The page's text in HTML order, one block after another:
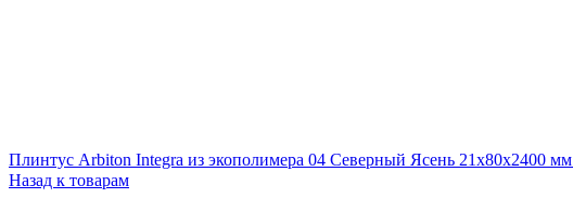
Плинтус Arbiton Integra из экополимера 04 Северный Ясень 21х80х2400 мм
Назад к товарам